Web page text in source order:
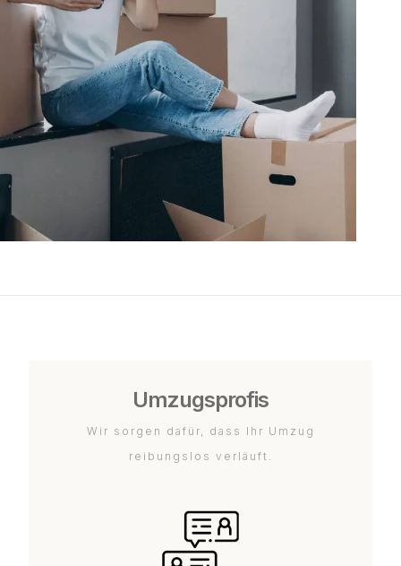
Umzugsprofis
Wir sorgen dafür, dass Ihr Umzug
reibungslos verläuft.